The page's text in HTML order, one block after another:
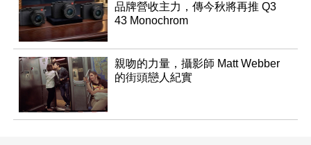
品牌營收主力，傳今秋將再推 Q3
43 Monochrom
親吻的力量，攝影師 Matt Webber
的街頭戀人紀實